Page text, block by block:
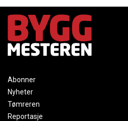
Abonner
Nyheter
Tømreren
Reportasje